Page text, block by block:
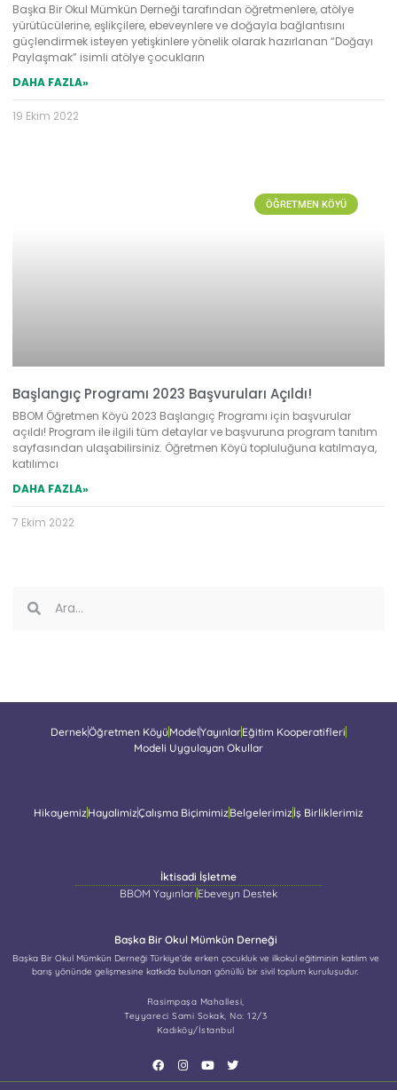
Başka Bir Okul Mümkün Derneği tarafından öğretmenlere, atölye
yürütücülerine, eşlikçilere, ebeveynlere ve doğayla bağlantısını
güçlendirmek isteyen yetişkinlere yönelik olarak hazırlanan “Doğayı
Paylaşmak” isimli atölye çocukların
DAHA FAZLA»
19 Ekim 2022
ÖĞRETMEN KÖYÜ
Başlangıç Programı 2023 Başvuruları Açıldı!
BBOM Öğretmen Köyü 2023 Başlangıç Programı için başvurular
açıldı! Program ile ilgili tüm detaylar ve başvuruna program tanıtım
sayfasından ulaşabilirsiniz. Öğretmen Köyü topluluğuna katılmaya,
katılımcı
DAHA FAZLA»
7 Ekim 2022
DernekÖğretmen Köyü ModelYayınlarEğitim Kooperatifleri
Modeli Uygulayan Okullar
HikayemizHayalimizÇalışma BiçimimizBelgelerimizİş Birliklerimiz
İktisadi İşletme
BBOM Yayınları Ebeveyn Destek
Başka Bir Okul Mümkün Derneği
Başka Bir Okul Mümkün Derneği Türkiye’de erken çocukluk ve ilkokul eğitiminin katılım ve
barış yönünde gelişmesine katkıda bulunan gönüllü bir sivil toplum kuruluşudur.
Rasimpaşa Mahallesi,
Teyyareci Sami Sokak, No: 12/3
Kadıköy/İstanbul